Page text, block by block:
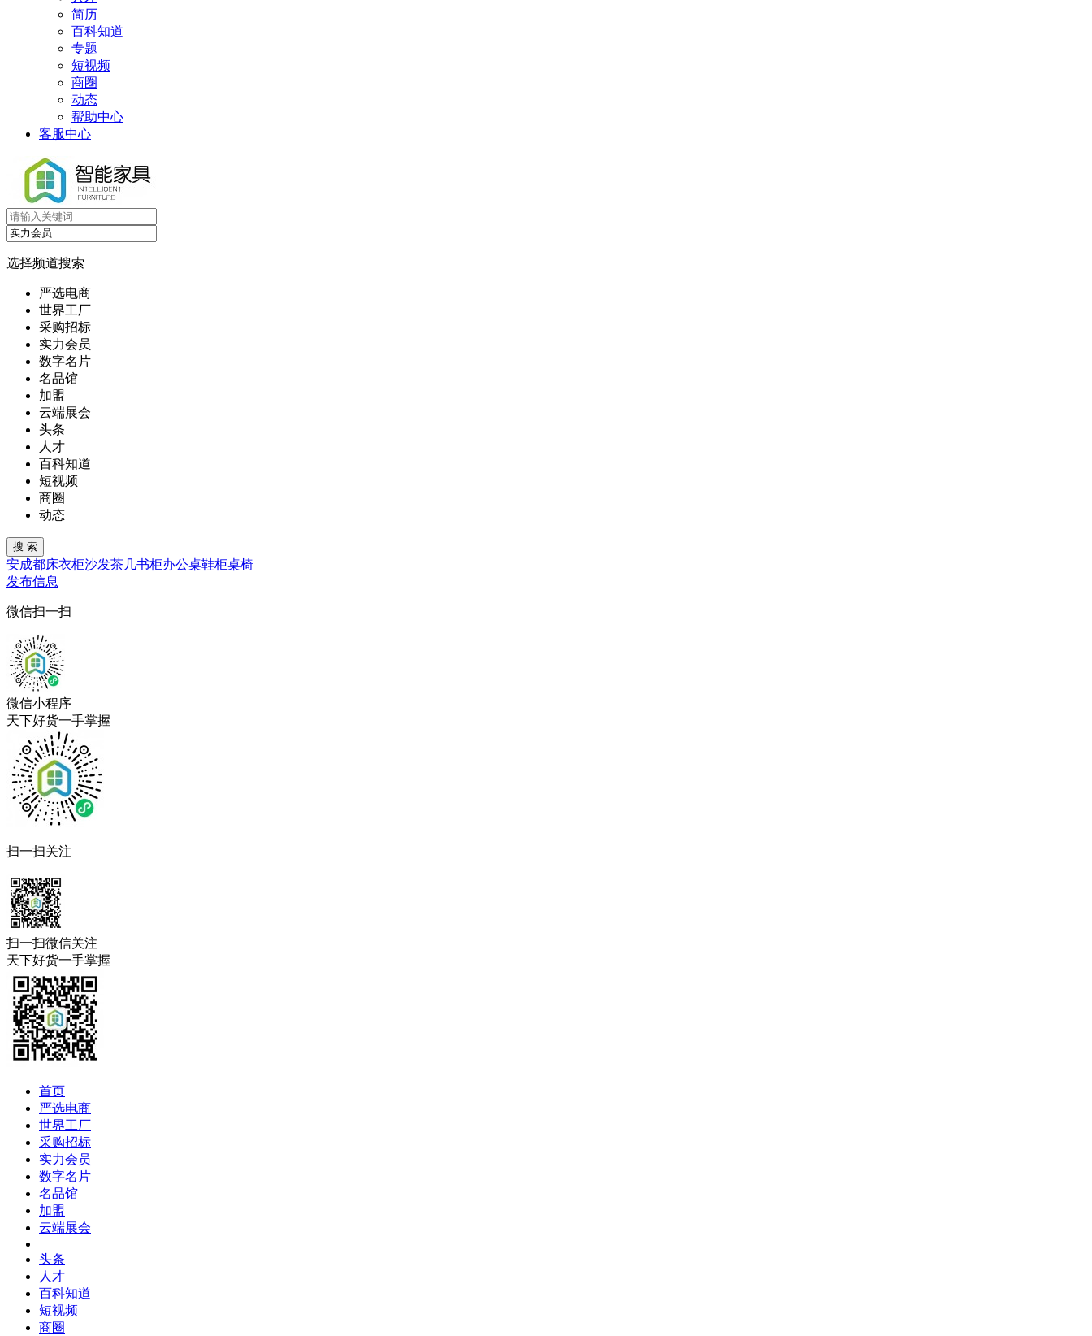
简历 |
百科知道 |
专题 |
短视频 |
商圈 |
动态 |
帮助中心 |
客服中心
选择频道搜索
严选电商
世界工厂
采购招标
实力会员
数字名片
名品馆
加盟
云端展会
头条
人才
百科知道
短视频
商圈
动态
安成都床衣柜沙发茶几书柜办公桌鞋柜桌椅
发布信息
微信扫一扫
微信小程序
天下好货一手掌握
扫一扫关注
扫一扫微信关注
天下好货一手掌握
首页
严选电商
世界工厂
采购招标
实力会员
数字名片
名品馆
加盟
云端展会
头条
人才
百科知道
短视频
商圈